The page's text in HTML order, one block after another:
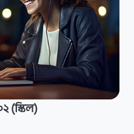
(স্কিল)